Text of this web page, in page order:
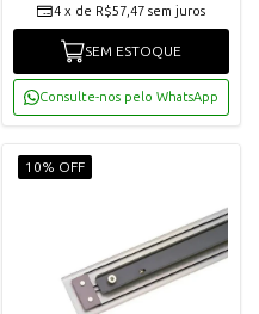
4 x de R$57,47 sem juros
SEM ESTOQUE
Consulte-nos pelo WhatsApp
10% OFF